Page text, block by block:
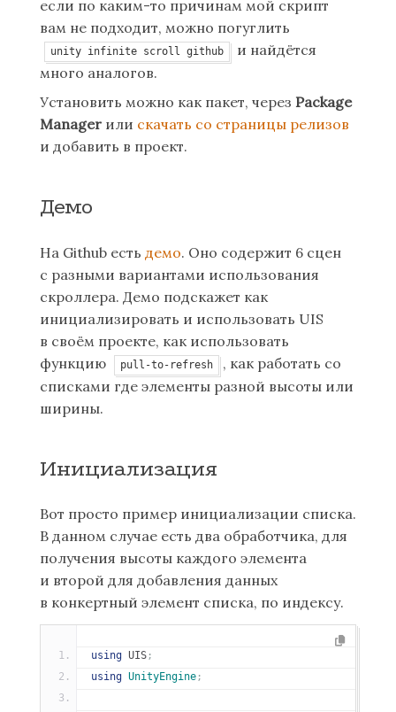
если по каким-то причинам мой скрипт
вам не подходит, можно погуглить
unity infinite scroll github
и найдётся
много аналогов.
Установить можно как пакет, через Package
Managerили скачать со страницы релизов
и добавить в проект.
Демо
На Github есть демо. Оно содержит 6 сцен
с разными вариантами использования
скроллера. Демо подскажет как
инициализировать и использовать UIS
в своём проекте, как использовать
функцию
pull-to-refresh
, как работать со
списками где элементы разной высоты или
ширины.
Инициализация
Вот просто пример инициализации списка.
В данном случае есть два обработчика, для
получения высоты каждого элемента
и второй для добавления данных
в конкертный элемент списка, по индексу.
using UIS;
using UnityEngine;